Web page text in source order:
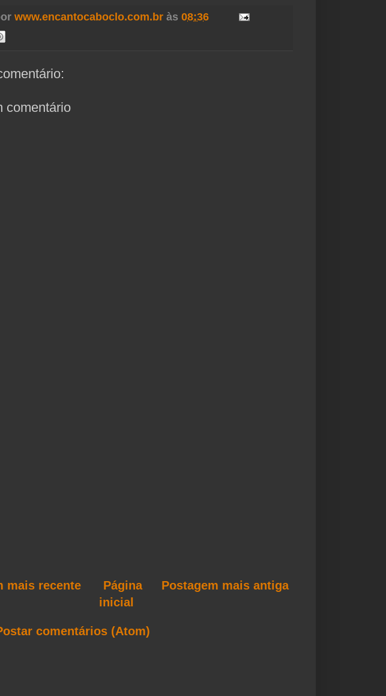
www.encantocaboclo.com.br às 08:36
comentário
mais recente Postagem mais antiga
Página
inicial
comentários (Atom)